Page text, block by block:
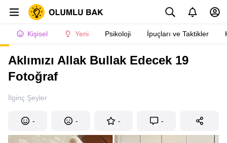
Kişisel Yeni Psikoloji İpuçları ve Taktikler
Aklımızı Allak Bullak Edecek 19
Fotoğraf
İlginç Şeyler
- - - -